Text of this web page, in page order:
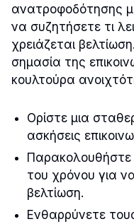
ανατροφοδότησης
να συζητήσετε τι
χρειάζεται
σημασία της
κουλτούρα
Ορίστε μια
ασκήσεις
του χρόνου για
βελτίωση.
Ενθαρρύνετε